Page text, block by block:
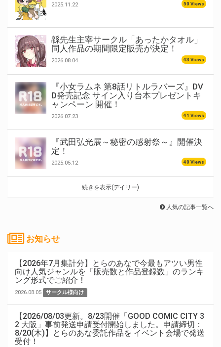
2025.11.22 50 Views
緜先生主宰サークル「あったかタオル」
同人作品の期間限定販売が決定！
2026.08.04 43 Views
『小女ラムネ 第8話リトルラバーズ』DV
D発売記念 サイン入り台本プレゼントキ
ャンペーン 開催！
2026.07.23 41 Views
『武田弘光展～秘密の感射祭～』開催決
定！
2025.05.12 40 Views
続きを表示(デイリー)
人気の記事一覧へ
お知らせ
【2026年7月集計分】とらのあなで今最もアツい男性
向け人気ジャンルを「販売数と作品登録数」のランキ
ング形式でご紹介！
2026.08.05 サークル様向け
【2026/08/03更新。8/23開催「GOOD COMIC CITY 3
2 大阪」事前発送申請受付開始しました。申請締切：
8/20(木)】とらのあな委託作品を イベント会場で発送
受付！